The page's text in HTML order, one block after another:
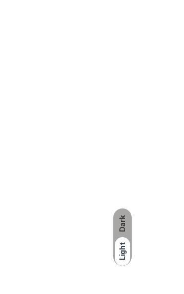
Dark
Light